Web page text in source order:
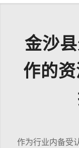
金沙
作的
作为行业内备受